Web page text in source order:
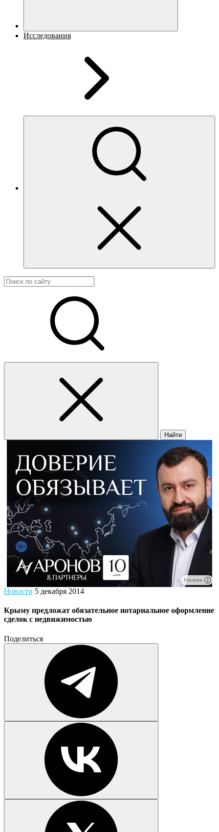
Исследования
Найти
Реклама
Новости 5 декабря 2014
Крыму предложат обязательное нотариальное оформление
сделок с недвижимостью
Поделиться